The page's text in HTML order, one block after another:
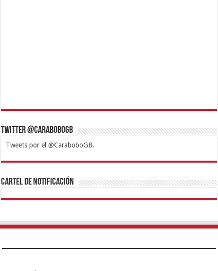
Twitter @CaraboboGB
Tweets por el @CaraboboGB.
1xbetBetturkeyBetistKralbetSupertotobetTipobetMatadorbetMariobet
https://mvbcasino.com/
Cartel de Notificación